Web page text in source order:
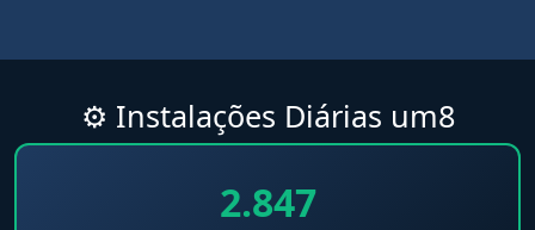
⚙️ Instalações Diárias um8
2.847